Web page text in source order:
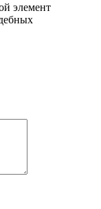
элемент